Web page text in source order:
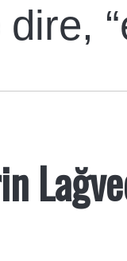
dire,